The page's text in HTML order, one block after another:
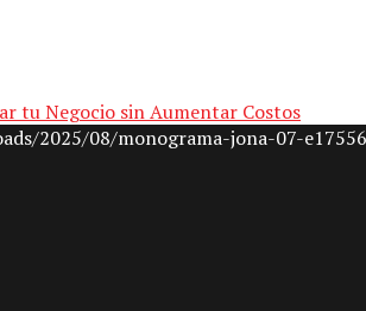
tu Negocio sin Aumentar Costos